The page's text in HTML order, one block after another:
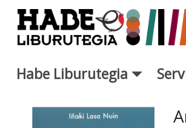
Skip to Main Content
Habe Liburutegia
New Books Card -